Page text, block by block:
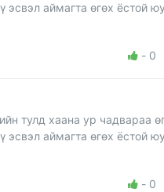
- 0
тулд хаана ур чадвараа
- 0